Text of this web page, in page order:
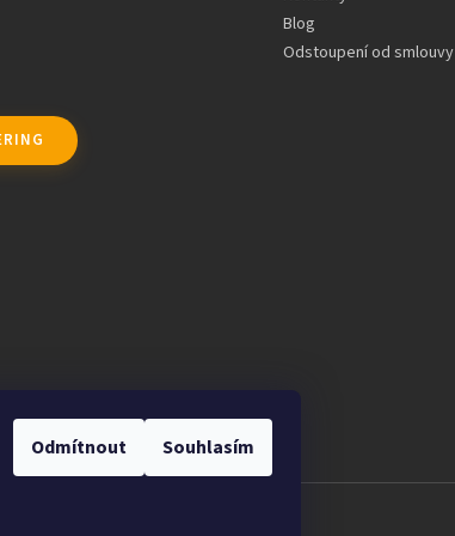
Odmítnout Souhlasím
Blog
Odstoupení od smlouvy